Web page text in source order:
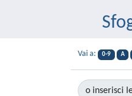
Vai a: 0-9 A
o inserisci